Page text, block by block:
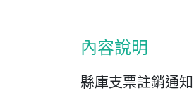
內容說明
縣庫支票註銷通